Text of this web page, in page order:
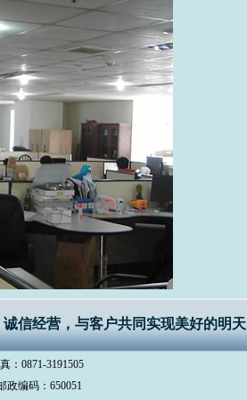
信经营，与客户共同实现美好的明天
：0871-3191505
政编码：650051